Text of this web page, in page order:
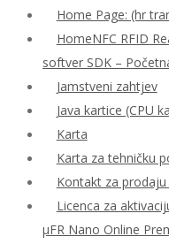
Home Page: (hr
HomeNFC RFID
softver SDK –
Jamstveni zahtjev
Java kartice (CPU
Karta
Karta za tehničku
Kontakt za
Licenca za
μFR Nano Online